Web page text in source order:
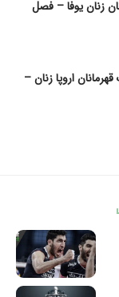
زنان یوفا – فصل
اروپا زنان –